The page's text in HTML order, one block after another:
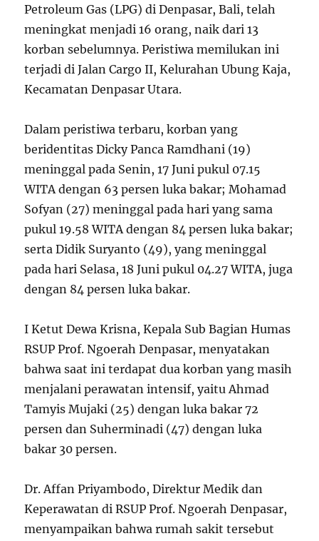
Petroleum Gas (LPG) di Denpasar, Bali, telah
meningkat menjadi 16 orang, naik dari 13
korban sebelumnya. Peristiwa memilukan ini
terjadi di Jalan Cargo II, Kelurahan Ubung Kaja,
Kecamatan Denpasar Utara.
Dalam peristiwa terbaru, korban yang
beridentitas Dicky Panca Ramdhani (19)
meninggal pada Senin, 17 Juni pukul 07.15
WITA dengan 63 persen luka bakar; Mohamad
Sofyan (27) meninggal pada hari yang sama
pukul 19.58 WITA dengan 84 persen luka bakar;
serta Didik Suryanto (49), yang meninggal
pada hari Selasa, 18 Juni pukul 04.27 WITA, juga
dengan 84 persen luka bakar.
I Ketut Dewa Krisna, Kepala Sub Bagian Humas
RSUP Prof. Ngoerah Denpasar, menyatakan
bahwa saat ini terdapat dua korban yang masih
menjalani perawatan intensif, yaitu Ahmad
Tamyis Mujaki (25) dengan luka bakar 72
persen dan Suherminadi (47) dengan luka
bakar 30 persen.
Dr. Affan Priyambodo, Direktur Medik dan
Keperawatan di RSUP Prof. Ngoerah Denpasar,
menyampaikan bahwa rumah sakit tersebut